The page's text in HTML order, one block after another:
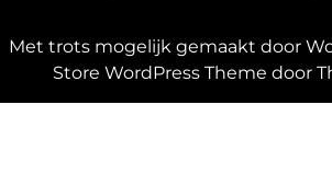
Met trots mogelijk gemaakt door
Store WordPress Theme door